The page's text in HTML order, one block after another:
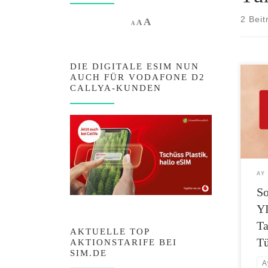
2
AY
A Decrease font size.
AReset font size.
AIncrease font size.
DIE DIGITALE ESIM NUN
AUCH FÜR VODAFONE D2
CALLYA-KUNDEN
AKTUELLE TOP
AKTIONSTARIFE BEI
SIM.DE